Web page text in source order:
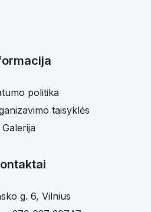
politika
taisyklės
Galerija
g. 6, Vilnius